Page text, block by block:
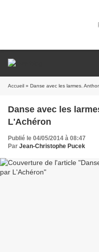
Accueil » Danse avec les larmes.
Danse avec les
L'Achéron
Publié le 04/05/2014 à 08:47
Par Jean-Christophe Pucek